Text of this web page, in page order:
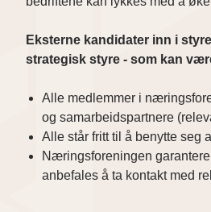
Eksterne kandidater inn i
strategisk styre - som kan
Alle medlemmer i
og samarbeidspartnere
Alle står fritt til å benytte seg
Næringsforeningen
anbefales å ta kontakt med